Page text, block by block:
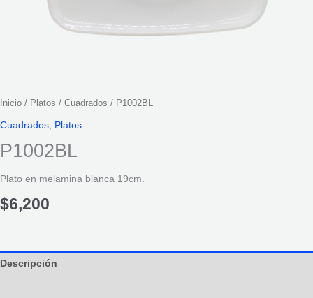
Inicio / Platos / Cuadrados / P1002BL
Cuadrados Platos
P1002BL
Plato en melamina blanca 19cm.
$6,200
Descripción